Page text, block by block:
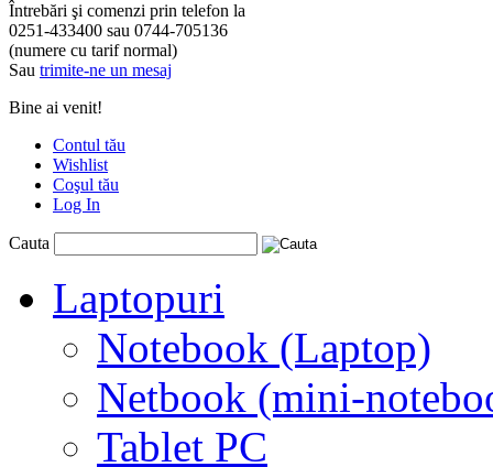
Întrebări şi comenzi prin telefon la
0251-433400 sau 0744-705136
(numere cu tarif normal)
Sau trimite-ne un mesaj
Bine ai venit!
Contul tău
Wishlist
Coşul tău
Log In
Cauta
Laptopuri
Notebook (Laptop)
Netbook (mini-
Tablet PC